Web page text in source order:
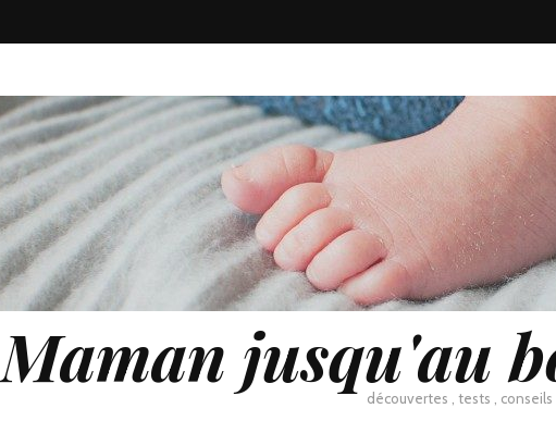
Maman jusqu'au
découvertes , tests , conseils